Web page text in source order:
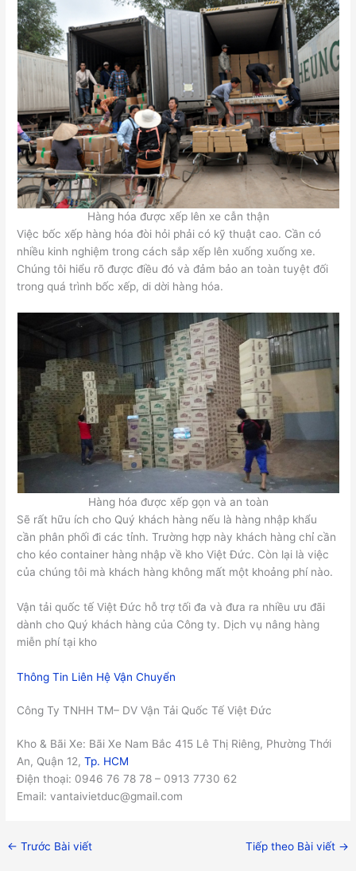
Hàng hóa được xếp lên xe cẫn thận
Việc bốc xếp hàng hóa đòi hỏi phải có kỹ thuật cao. Cần có
nhiều kinh nghiệm trong cách sắp xếp lên xuống xuống xe.
Chúng tôi hiểu rõ được điều đó và đảm bảo an toàn tuyệt đối
trong quá trình bốc xếp, di dời hàng hóa.
Hàng hóa được xếp gọn và an toàn
Sẽ rất hữu ích cho Quý khách hàng nếu là hàng nhập khẩu
cần phân phối đi các tỉnh. Trường hợp này khách hàng chỉ cần
cho kéo container hàng nhập về kho Việt Đức. Còn lại là việc
của chúng tôi mà khách hàng không mất một khoảng phí nào.
Vận tải quốc tế Việt Đức hỗ trợ tối đa và đưa ra nhiều ưu đãi
dành cho Quý khách hàng của Công ty. Dịch vụ nâng hàng
miễn phí tại kho
Thông Tin Liên Hệ Vận Chuyển
Công Ty TNHH TM– DV Vận Tải Quốc Tế Việt Đức
Kho & Bãi Xe: Bãi Xe Nam Bắc 415 Lê Thị Riêng, Phường Thới
An, Quận 12,Tp. HCM
Điện thoại: 0946 76 78 78 – 0913 7730 62
Email: vantaivietduc@gmail.com
← Trước Bài viết Tiếp theo Bài viết →